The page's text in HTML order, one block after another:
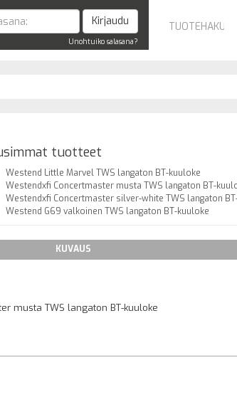
Unohtuiko salasana?
tuotteet
Westend Little Marvel TWS langaton BT-kuuloke
Westendxfi Concertmaster musta TWS langaton BT-
Westend G69 valkoinen TWS langaton BT-kuuloke
KUVAUS
musta TWS langaton BT-kuuloke